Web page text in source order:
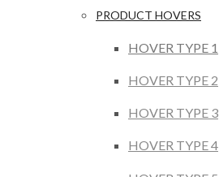
PRODUCT HOVERS
HOVER TYPE 1
HOVER TYPE 2
HOVER TYPE 3
HOVER TYPE 4